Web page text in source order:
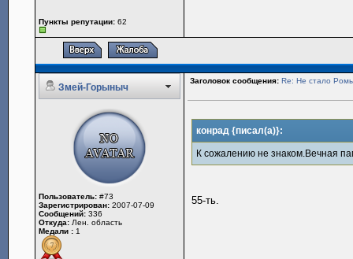
Пункты репутации: 62
Змей-Горыныч
Заголовок сообщения: Re: Не стало
Пользователь: #73
Зарегистрирован: 2007-07-09
Сообщений: 336
Откуда: Лен. область
Медали : 1
конрад {писал(а)}:
К сожалению не знаком.Вечная
55-ть.